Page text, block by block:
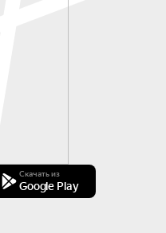
Скачать из
Google Play